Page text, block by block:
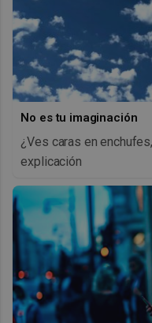
No es tu imaginación
¿Ves caras en
explicación